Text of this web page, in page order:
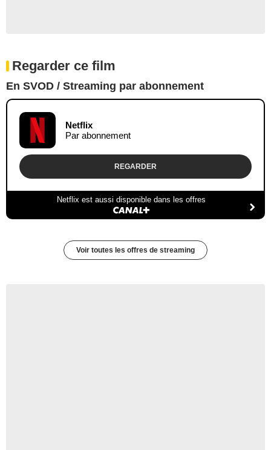
Regarder ce film
En SVOD / Streaming par abonnement
Netflix
Par abonnement
REGARDER
Netflix est aussi disponible dans les offres
Voir toutes les offres de streaming